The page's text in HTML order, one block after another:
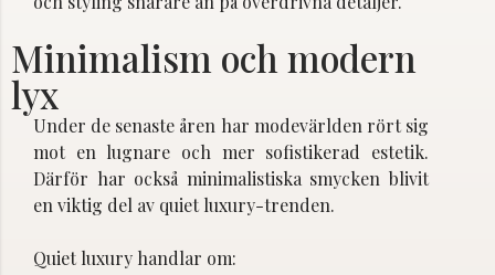
Minimalism och modern
lyx
Under de senaste åren har modevärlden rört sig
mot en lugnare och mer sofistikerad estetik.
Därför har också minimalistiska smycken blivit
en viktig del av quiet luxury-trenden.
Quiet luxury handlar om: